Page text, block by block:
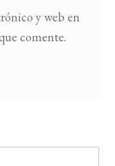
y web en
comente.